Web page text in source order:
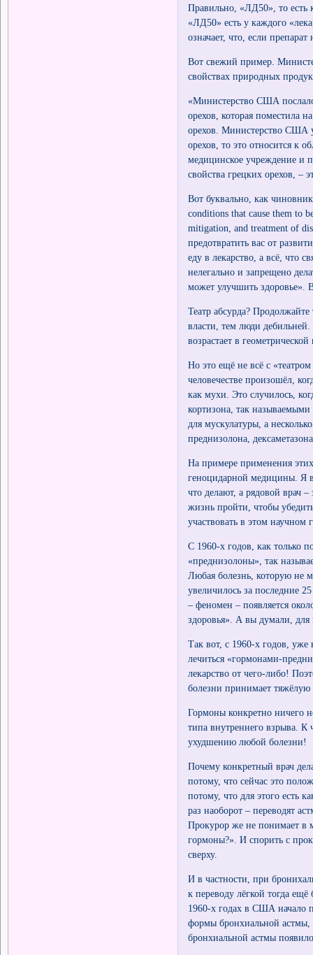
Правильно, «ЛД50», то есть
«ЛД50» есть у каждого
означает, что, если
Вот свежий пример.
свойствах природных
«Министерство США
орехов, которая поместила
орехов. Министерство США
орехов, то это относится к
медицинское учреждение и
свойства грецких орехов, –
Вот буквально, как
conditions that cause them to
mitigation, and treatment of
предотвратить вас от
еду в лекарство, а всё, что
нелегально и запрещено
может улучшить здоровье».
Театр абсурда?
власти, тем люди
возрастает в
Но это ещё не всё с
человечестве произошёл,
как мухи. Это случилось,
кортизона, так
для мускулатуры, а
преднизолона,
На примере применения
геноцидарной медицины. Я
что делают, а рядовой врач
жизнь пройти, чтобы
участвовать в этом
С 1960-х годов, как только
«преднизолоны», так
Любая болезнь, которую не
увеличилось за последние
– феномен – появляется
здоровья». А вы думали, для
Так вот, с 1960-х годов, уже
лечиться «гормонами-
лекарство от чего-либо!
болезни принимает
Гормоны конкретно ничего
типа внутреннего взрыва. К
ухудшению любой болезни!
Почему конкретный врач
потому, что сейчас это
потому, что для этого есть
раз наоборот – переводят
Прокурор же не понимает в
гормоны?». И спорить с
сверху.
И в частности, при
к переводу лёгкой тогда
1960-х годах в США начало
формы бронхиальной астмы,
бронхиальной астмы